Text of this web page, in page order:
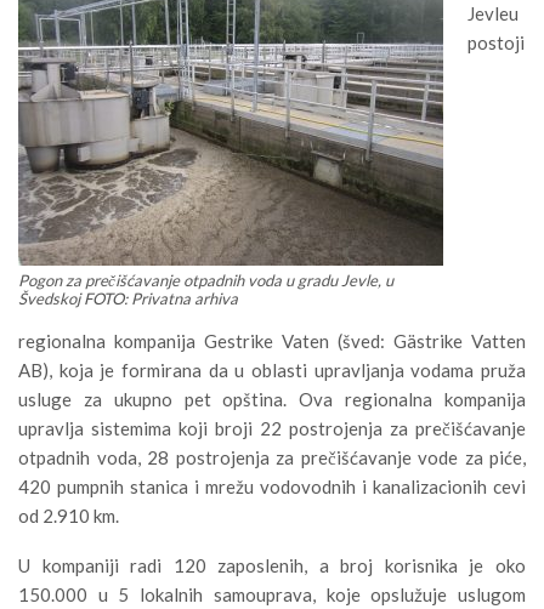
Pogon za prečišćavanje otpadnih voda u gradu Jevle, u
Švedskoj FOTO: Privatna arhiva
Jevleu
postoji
regionalna kompanija Gestrike Vaten (šved: Gästrike Vatten
AB), koja je formirana da u oblasti upravljanja vodama pruža
usluge za ukupno pet opština. Ova regionalna kompanija
upravlja sistemima koji broji 22 postrojenja za prečišćavanje
otpadnih voda, 28 postrojenja za prečišćavanje vode za piće,
420 pumpnih stanica i mrežu vodovodnih i kanalizacionih cevi
od 2.910 km.
U kompaniji radi 120 zaposlenih, a broj korisnika je oko
150.000 u 5 lokalnih samouprava, koje opslužuje uslugom